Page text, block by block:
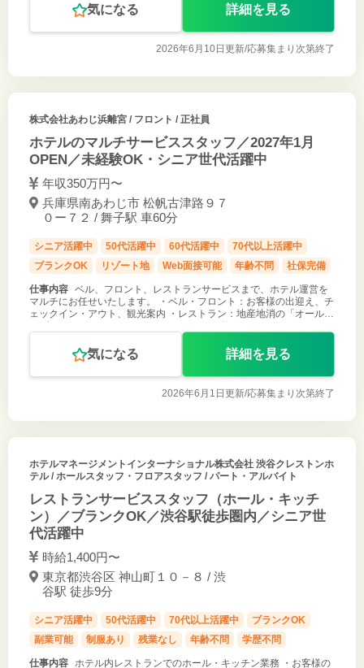
気になる 詳細を見る
2026年6月10日更新/応募集まり次第終了
株式会社あわじ浜離宮/ フロント / 正社員
ホテルのマルチサービススタッフ／2027年1月
OPEN／未経験OK・シニア世代活躍中
年収350万円〜
兵庫県南あわじ市 松帆古津路９７
０ー７２ / 舞子駅 車60分
シニア活躍中 50代活躍中 60代活躍中
70代以上活躍中
ブランクOK
リゾート地 Web面接可能 年齢不問 社保完備
仕事内容 ベル、フロント、レストランサービスまで、ホテル運営を
マルチにお任せいたします。 ・ベル・フロント：お客様の出迎え、チ
ェックイン・アウト、観光案内 ・レストラン：地産地消の「オールデ
気になる 詳細を見る
2026年6月1日更新/応募集まり次第終了
ホテルマネージメントインターナショナル株式会社 渋谷クレストンホ
テル/ ホールスタッフ・フロアスタッフ / パート・アルバイト
レストランサービススタッフ（ホール・キッチ
ン）／ブランクOK／渋谷駅徒歩圏内／シニア世
代活躍中
時給1,400円〜
東京都渋谷区 神山町１０－８ / 渋
谷駅 徒歩9分
シニア活躍中 50代活躍中 70代以上活躍中
ブランクOK
副業可能
制服あり 残業なし 年齢不問 学歴不問
仕事内容 ホテル内レストランでのホール・キッチン業務 ・お客様の